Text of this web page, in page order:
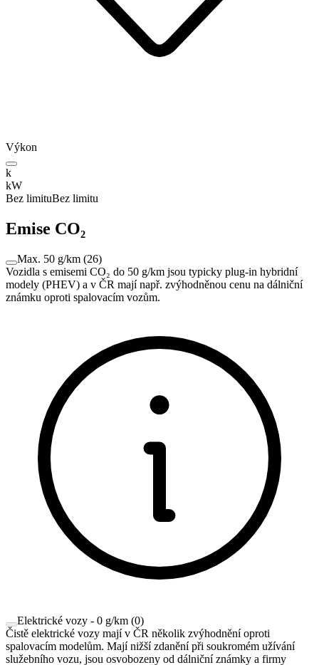
Výkon
k
kW
Bez limituBez limitu
Emise CO₂
Max. 50 g/km (26)
Vozidla s emisemi CO₂ do 50 g/km jsou typicky plug-in hybridní
modely (PHEV) a v ČR mají např. zvýhodněnou cenu na dálniční
známku oproti spalovacím vozům.
Elektrické vozy - 0 g/km (0)
Čistě elektrické vozy mají v ČR několik zvýhodnění oproti
spalovacím modelům. Mají nižší zdanění při soukromém užívání
služebního vozu, jsou osvobozeny od dálniční známky a firmy